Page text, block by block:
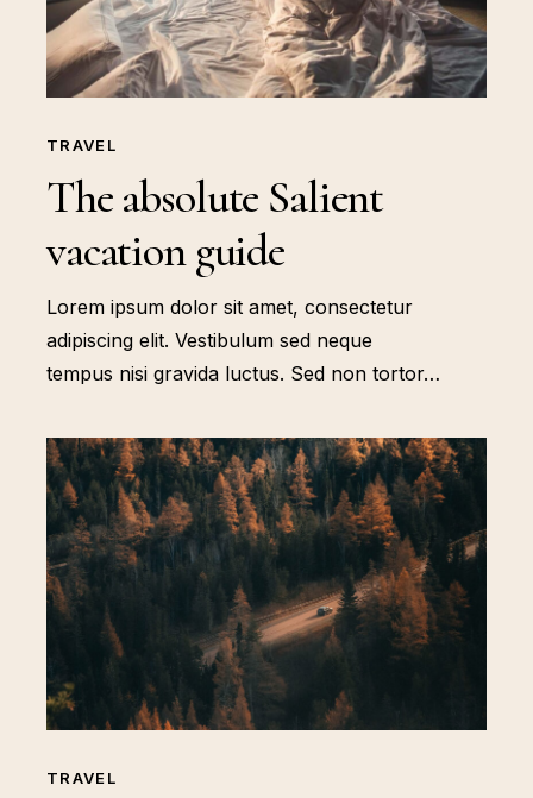
TRAVEL
The absolute Salient
vacation guide
Lorem ipsum dolor sit amet, consectetur
adipiscing elit. Vestibulum sed neque
tempus nisi gravida luctus. Sed non tortor…
TRAVEL